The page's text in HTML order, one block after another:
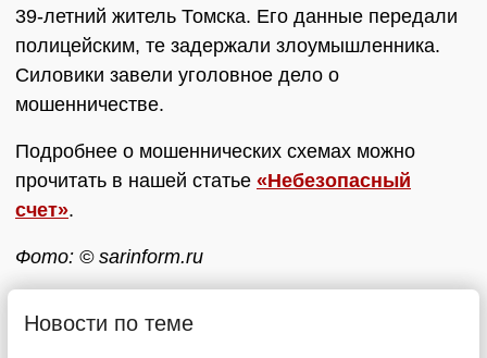
39-летний житель Томска. Его данные передали
полицейским, те задержали злоумышленника.
Силовики завели уголовное дело о
мошенничестве.
Подробнее о мошеннических схемах можно
прочитать в нашей статье «Небезопасный
счет».
Фото: © sarinform.ru
Новости по теме